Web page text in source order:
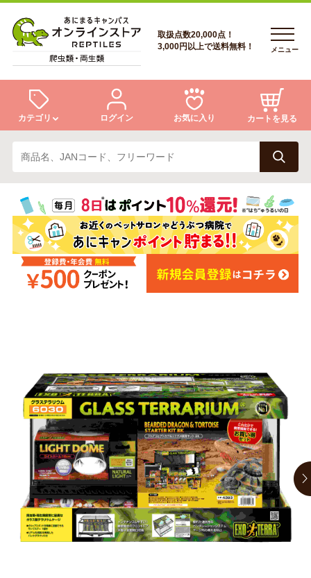
会員登録
あにまるキャンパスについて
アフターサービス
お問い合わせ
取扱点数20,000点！
3,000円以上で送料無料！
メニュー
カテゴリ
トカゲ ヘビ
カメ 両生類
ログイン お気に入り カートを見る
あにまるキャンパスについて
アフターサービス
商品リクエスト